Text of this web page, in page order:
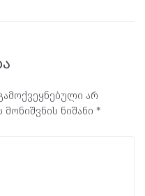
არ
ნიშანი *